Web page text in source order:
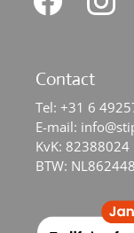
Contact
Tel: +31 6
E-mail:
KvK: 82388024
BTW: